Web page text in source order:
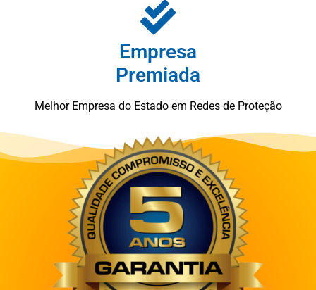
Empresa
Premiada
Melhor Empresa do Estado em Redes de Proteção